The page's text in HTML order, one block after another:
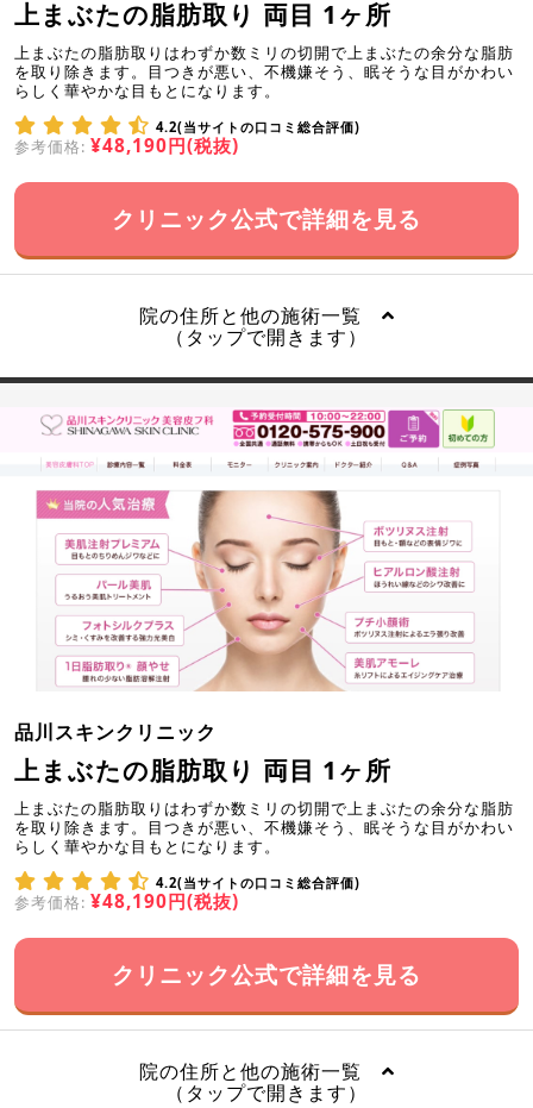
上まぶたの脂肪取り 両目 1ヶ所
上まぶたの脂肪取りはわずか数ミリの切開で上まぶたの余分な脂肪
を取り除きます。目つきが悪い、不機嫌そう、眠そうな目がかわい
らしく華やかな目もとになります。
4.2(当サイトの口コミ総合評価)
参考価格: ¥48,190円(税抜)
クリニック公式で詳細を見る
院の住所と他の施術一覧
（タップで開きます）
品川スキンクリニック
上まぶたの脂肪取り 両目 1ヶ所
上まぶたの脂肪取りはわずか数ミリの切開で上まぶたの余分な脂肪
を取り除きます。目つきが悪い、不機嫌そう、眠そうな目がかわい
らしく華やかな目もとになります。
4.2(当サイトの口コミ総合評価)
参考価格: ¥48,190円(税抜)
クリニック公式で詳細を見る
院の住所と他の施術一覧
（タップで開きます）